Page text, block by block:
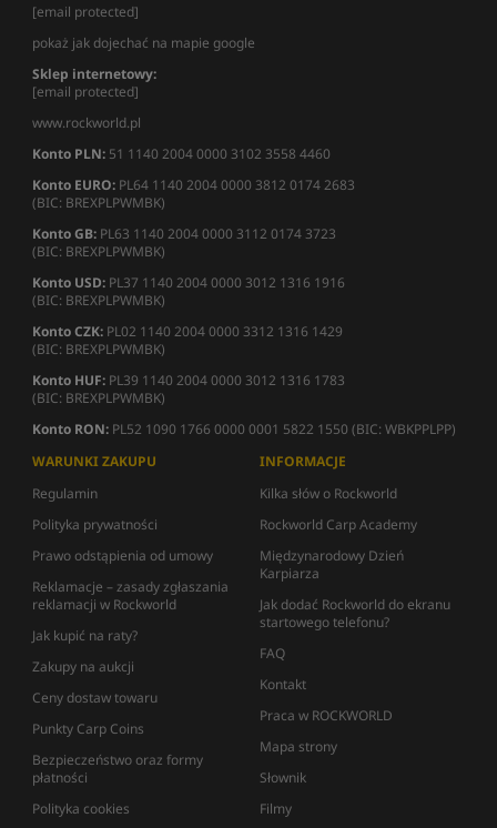
[email protected]
pokaż jak dojechać na mapie google
Sklep internetowy:
[email protected]
www.rockworld.pl
Konto PLN: 51 1140 2004 0000 3102 3558 4460
Konto EURO: PL64 1140 2004 0000 3812 0174 2683
(BIC: BREXPLPWMBK)
Konto GB: PL63 1140 2004 0000 3112 0174 3723
(BIC: BREXPLPWMBK)
Konto USD: PL37 1140 2004 0000 3012 1316 1916
(BIC: BREXPLPWMBK)
Konto CZK: PL02 1140 2004 0000 3312 1316 1429
(BIC: BREXPLPWMBK)
Konto HUF: PL39 1140 2004 0000 3012 1316 1783
(BIC: BREXPLPWMBK)
Konto RON: PL52 1090 1766 0000 0001 5822 1550 (BIC: WBKPPLPP)
WARUNKI ZAKUPU
Regulamin
Polityka prywatności
Prawo odstąpienia od umowy
Reklamacje – zasady zgłaszania
reklamacji w Rockworld
Jak kupić na raty?
Zakupy na aukcji
Ceny dostaw towaru
Punkty Carp Coins
Bezpieczeństwo oraz formy
płatności
Polityka cookies
INFORMACJE
Kilka słów o Rockworld
Rockworld Carp Academy
Międzynarodowy Dzień
Karpiarza
Jak dodać Rockworld do ekranu
startowego telefonu?
FAQ
Kontakt
Praca w ROCKWORLD
Mapa strony
Słownik
Filmy